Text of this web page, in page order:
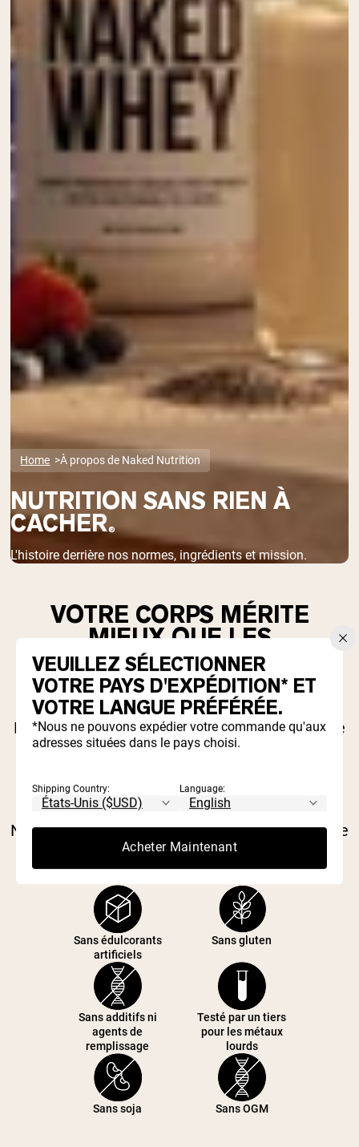
Home À propos de Naked Nutrition
NUTRITION SANS RIEN À
CACHER®
L'histoire derrière nos normes, ingrédients et mission.
VOTRE CORPS MÉRITE
MIEUX QUE LES
RACCOURCIS DE
L'INDUSTRIE.
La plupart des entreprises de compléments se
cachent derrière des mélanges propriétaires,
battage marketing. Nous avons créé Naked
Nutrition pour prouver qu'il existe une meilleure
voie.
Sans édulcorants
artificiels
Sans gluten
Sans additifs ni
agents de
remplissage
Testé par un tiers
pour les métaux
lourds
Sans soja Sans OGM
VEUILLEZ SÉLECTIONNER
VOTRE PAYS D'EXPÉDITION* ET
VOTRE LANGUE PRÉFÉRÉE.
*Nous ne pouvons expédier votre commande qu'aux
adresses situées dans le pays choisi.
Shipping Country: Language:
Acheter Maintenant